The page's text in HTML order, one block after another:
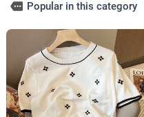
more Popular in this category